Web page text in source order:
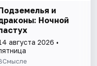
и
Ночной
августа 2026 •